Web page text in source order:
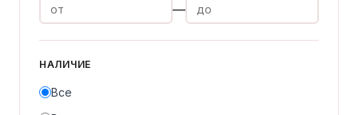
—
НАЛИЧИЕ
Все